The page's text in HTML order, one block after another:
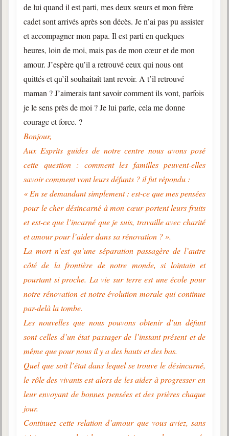
de lui quand il est parti, mes deux sœurs et mon frère
cadet sont arrivés après son décès. Je n’ai pas pu assister
et accompagner mon papa. Il est parti en quelques
heures, loin de moi, mais pas de mon cœur et de mon
amour. J’espère qu’il a retrouvé ceux qui nous ont
quittés et qu’il souhaitait tant revoir. A t’il retrouvé
maman ? J’aimerais tant savoir comment ils vont, parfois
je le sens près de moi ? Je lui parle, cela me donne
courage et force. ?
Bonjour,
Aux Esprits guides de notre centre nous avons posé
cette question : comment les familles peuvent-elles
savoir comment vont leurs défunts ? il fut répondu :
« En se demandant simplement : est-ce que mes pensées
pour le cher désincarné à mon cœur portent leurs fruits
et est-ce que l’incarné que je suis, travaille avec charité
et amour pour l’aider dans sa rénovation ? ».
La mort n’est qu’une séparation passagère de l’autre
côté de la frontière de notre monde, si lointain et
pourtant si proche. La vie sur terre est une école pour
notre rénovation et notre évolution morale qui continue
par-delà la tombe.
Les nouvelles que nous pouvons obtenir d’un défunt
sont celles d’un état passager de l’instant présent et de
même que pour nous il y a des hauts et des bas.
Quel que soit l’état dans lequel se trouve le désincarné,
le rôle des vivants est alors de les aider à progresser en
leur envoyant de bonnes pensées et des prières chaque
jour.
Continuez cette relation d’amour que vous aviez, sans